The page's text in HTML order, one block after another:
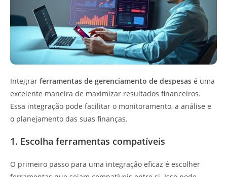
Integrar ferramentas de gerenciamento de despesas é uma
excelente maneira de maximizar resultados financeiros.
Essa integração pode facilitar o monitoramento, a análise e
o planejamento das suas finanças.
1. Escolha ferramentas compatíveis
O primeiro passo para uma integração eficaz é escolher